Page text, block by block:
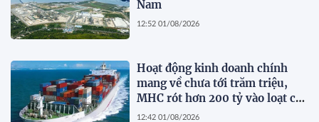
Nam
12:52 01/08/2026
Hoạt động kinh doanh chính
mang về chưa tới trăm triệu,
MHC rót hơn 200 tỷ vào loạt cổ
phiếu 'họ' Gelex
12:42 01/08/2026